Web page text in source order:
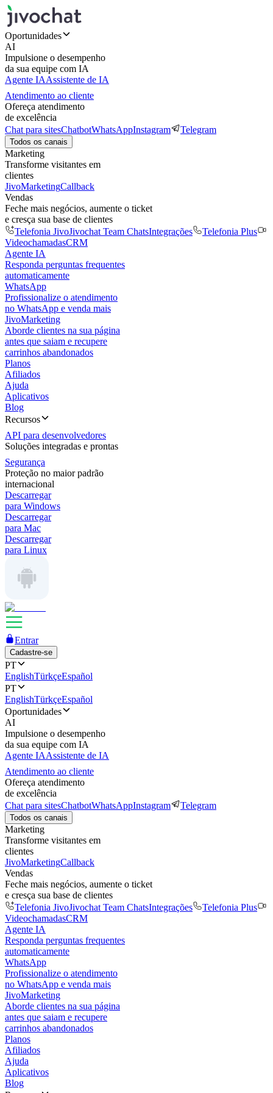
Oportunidades
AI
Impulsione o desempenho
da sua equipe com IA
Agente IAAssistente de IA
Atendimento ao cliente
Ofereça atendimento
de excelência
Chat para sitesChatbotWhatsAppInstagram Telegram
Todos os canais
Marketing
Transforme visitantes em
clientes
JivoMarketingCallback
Vendas
Feche mais negócios, aumente o ticket
e cresça sua base de clientes
Telefonia JivoJivochat Team ChatsIntegrações
Telefonia Plus
VideochamadasCRM
Agente IA
Responda perguntas frequentes
automaticamente
WhatsApp
Profissionalize o atendimento
no WhatsApp e venda mais
JivoMarketing
Aborde clientes na sua página
antes que saiam e recupere
carrinhos abandonados
Planos
Afiliados
Ajuda
Aplicativos
Blog
Recursos
API para desenvolvedores
Soluções integradas e prontas
Segurança
Proteção no maior padrão
internacional
Descarregar
para Windows
Descarregar
para Mac
Descarregar
para Linux
Entrar
Cadastre-se
PT
EnglishTürkçeEspañol
PT
EnglishTürkçeEspañol
Oportunidades
AI
Impulsione o desempenho
da sua equipe com IA
Agente IAAssistente de IA
Atendimento ao cliente
Ofereça atendimento
de excelência
Chat para sitesChatbotWhatsAppInstagram Telegram
Todos os canais
Marketing
Transforme visitantes em
clientes
JivoMarketingCallback
Vendas
Feche mais negócios, aumente o ticket
e cresça sua base de clientes
Telefonia JivoJivochat Team ChatsIntegrações
Telefonia Plus
VideochamadasCRM
Agente IA
Responda perguntas frequentes
automaticamente
WhatsApp
Profissionalize o atendimento
no WhatsApp e venda mais
JivoMarketing
Aborde clientes na sua página
antes que saiam e recupere
carrinhos abandonados
Planos
Afiliados
Ajuda
Aplicativos
Blog